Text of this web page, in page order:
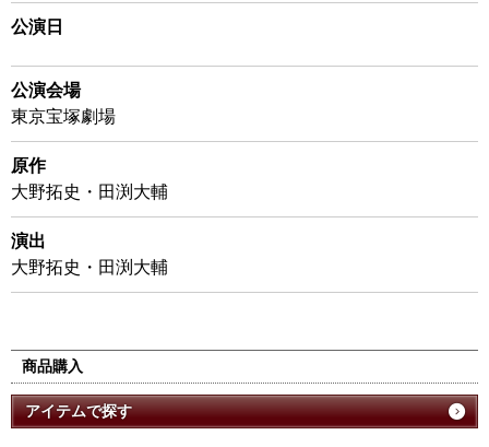
公演日
公演会場
東京宝塚劇場
原作
大野拓史・田渕大輔
演出
大野拓史・田渕大輔
商品購入
アイテムで探す